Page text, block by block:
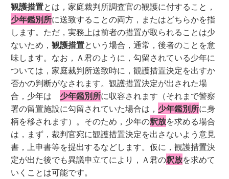
観護措置とは，家庭裁判所調査官の観護に付すること，
少年鑑別所に送致することの両方，またはどちらかを指
します。ただ，実務上は前者の措置が取られることは少
ないため，観護措置という場合，通常，後者のことを意
味します。なお，Ａ君のように，勾留されている少年に
ついては，家庭裁判所送致時に，観護措置決定を出すか
否かの判断がなされます。観護措置決定が出された場
合，少年は 少年鑑別所に収容されます（それまで警察
署の留置施設に勾留されていた場合は， 少年鑑別所に身
柄を移されます）。そのため，少年の釈放を求める場合
は，まず，裁判官宛に観護措置決定を出さないよう意見
書，上申書等を提出するなどします。仮に，観護措置決
定が出た後でも異議申立てにより，Ａ君の釈放を求めて
いくことは可能です。